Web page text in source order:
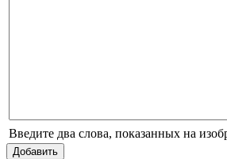
Введите два слова, показанных на